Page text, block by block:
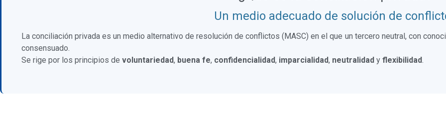
Un medio adecuado de solución de
La conciliación privada es un medio alternativo de resolución de conflictos (MASC) en el que un tercero neutral, con
consensuado.
Se rige por los principios de voluntariedad, buena fe, confidencialidad, imparcialidad, neutralidad y flexibilidad.